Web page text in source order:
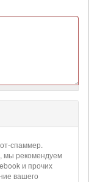
спаммер.
мы рекомендуем
и прочих
вашего